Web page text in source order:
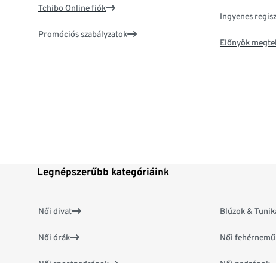
Tchibo Online fiók
Promóciós szabályzatok
Ingyenes
Előnyök
Legnépszerűbb kategóriáink
Női divat
Női órák
Blúzok &
Női